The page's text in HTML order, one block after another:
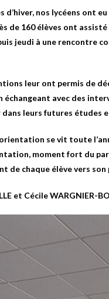
d’hiver, nos lycéens ont
de 160 élèves ont
jeudi à une rencontre
leur ont permis de
échangeant avec des
dans leurs futures
se vit toute
, moment fort du
de chaque élève vers
et Cécile WARGNIER-